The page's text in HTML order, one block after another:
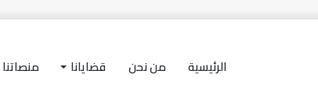
الرئيسية من نحن قضايانا منصاتنا